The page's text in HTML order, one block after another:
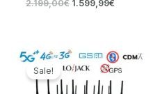
2.199,00€ 1.599,99€
Sale!
Ursprünglicher
Preis
2.099,00€
Aktueller
Preis
ist:
1.099,99€.